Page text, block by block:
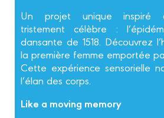
Un projet unique inspiré
tristement célèbre :
dansante de 1518. Découvrez
la première femme emportée
Cette expérience sensorielle
l’élan des corps.
Like a moving memory